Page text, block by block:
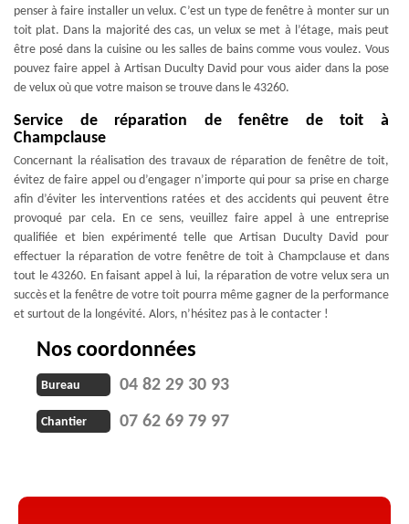
penser à faire installer un velux. C’est un type de fenêtre à monter sur un
toit plat. Dans la majorité des cas, un velux se met à l’étage, mais peut
être posé dans la cuisine ou les salles de bains comme vous voulez. Vous
pouvez faire appel à Artisan Duculty David pour vous aider dans la pose
de velux où que votre maison se trouve dans le 43260.
Service de réparation de fenêtre de toit à
Champclause
Concernant la réalisation des travaux de réparation de fenêtre de toit,
évitez de faire appel ou d’engager n’importe qui pour sa prise en charge
afin d’éviter les interventions ratées et des accidents qui peuvent être
provoqué par cela. En ce sens, veuillez faire appel à une entreprise
qualifiée et bien expérimenté telle que Artisan Duculty David pour
effectuer la réparation de votre fenêtre de toit à Champclause et dans
tout le 43260. En faisant appel à lui, la réparation de votre velux sera un
succès et la fenêtre de votre toit pourra même gagner de la performance
et surtout de la longévité. Alors, n’hésitez pas à le contacter !
Nos coordonnées
Bureau 04 82 29 30 93
Chantier 07 62 69 79 97